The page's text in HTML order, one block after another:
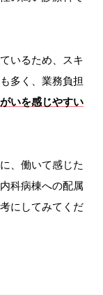
いるため、スキ
多く、業務負担
いを感じやすい
、働いて感じた
科病棟への配属
にしてみてくだ